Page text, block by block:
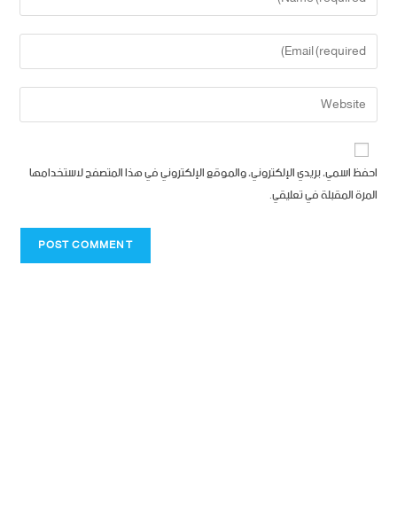
احفظ اسمي، بريدي الإلكتروني، والموقع الإلكتروني في هذا المتصفح لاستخدامها
المرة المقبلة في تعليقي.